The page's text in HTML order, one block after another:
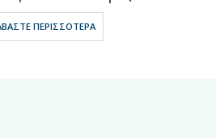
ΠΕΡΙΣΣΌΤΕΡΑ